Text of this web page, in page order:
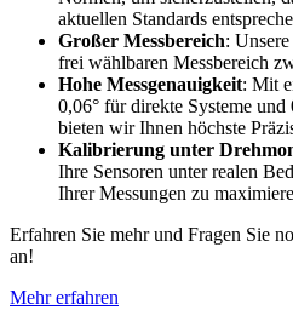
aktuellen Standards
Großer Messbereich:
frei wählbaren Messbereich
Hohe Messgenauigkeit: Mit
0,06° für direkte Systeme
bieten wir Ihnen höchste
Kalibrierung unter
Ihre Sensoren unter realen
Ihrer Messungen zu
Erfahren Sie mehr und Fragen Sie
an!
Mehr erfahren